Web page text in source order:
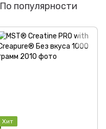
По популярности
Хит